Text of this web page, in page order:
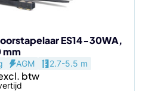
ES14-30WA,
mm
AGM 2.7-5.5 m